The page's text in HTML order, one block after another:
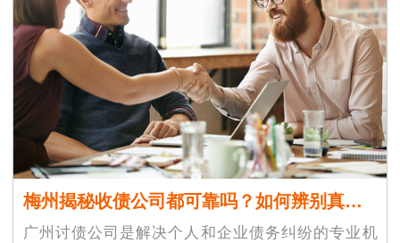
梅州揭秘收债公司都可靠吗？如何辨别真假！
广州讨债公司是解决个人和企业债务纠纷的专业机